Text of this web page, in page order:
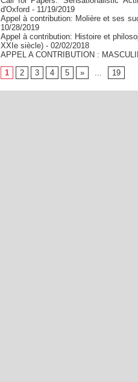
d'Oxford - 11/19/2019
Appel à contribution: Molière et ses
10/28/2019
Appel à contribution: Histoire et
XXIe siècle) - 02/02/2018
APPEL A CONTRIBUTION :
1
2 3 4 5 » ... 19